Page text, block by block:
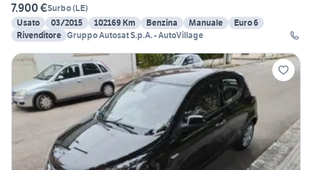
7.900 €Surbo(LE)
Usato
03/2015 102169 Km Benzina Manuale
Euro 6
Rivenditore Gruppo Autosat S.p.A. - AutoVillage